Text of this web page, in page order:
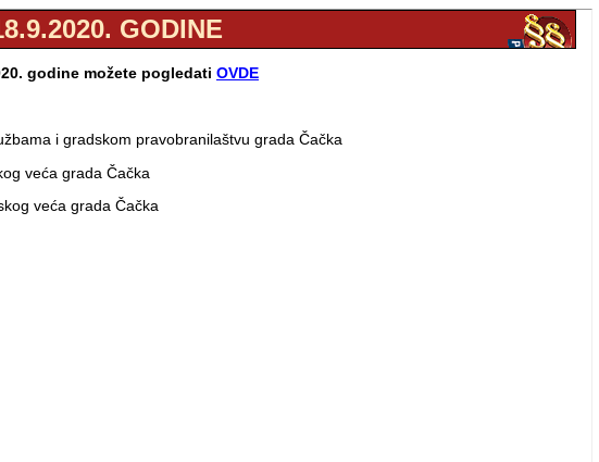
GODINE
godine možete pogledati OVDE
i gradskom pravobranilaštvu grada Čačka
veća grada Čačka
veća grada Čačka